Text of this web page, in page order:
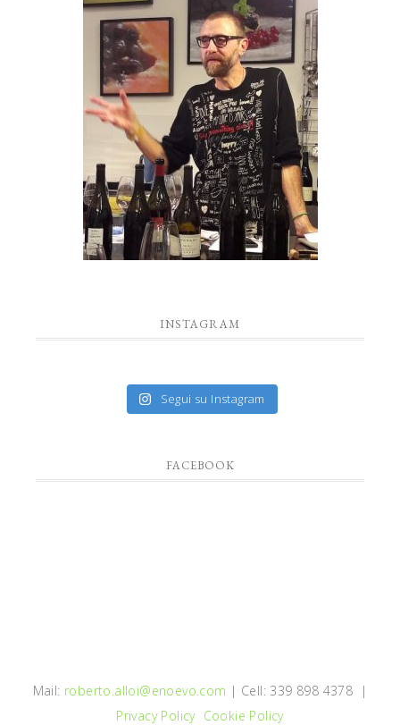
INSTAGRAM
Segui su Instagram
FACEBOOK
Mail: roberto.alloi@enoevo.com | Cell: 339 898 4378 |
Privacy Policy Cookie Policy